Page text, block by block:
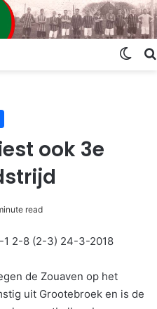
ook 3e
read
1 2-8 (2-3) 24-3-2018
de Zouaven op het
uit Grootebroek en is de